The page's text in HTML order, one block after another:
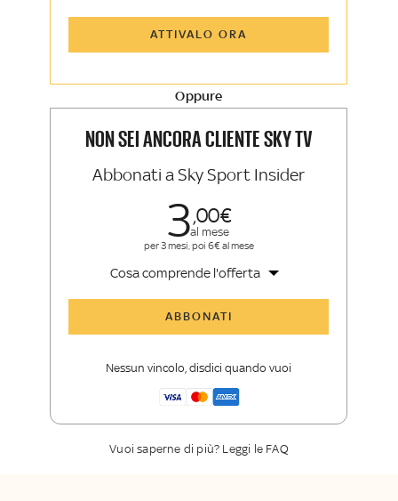
Sky TG24 Insider
Sport e Sky TG24
La newsletter esclusiva di Sky Sport
ATTIVALO ORA
Oppure
NON SEI ANCORA CLIENTE SKY TV
Abbonati a Sky Sport Insider
300
al mese
per 3 mesi, poi 6€ al mese
Cosa comprende l'offerta
Sport
La newsletter esclusiva di Sky Sport
ABBONATI
Nessun vincolo, disdici quando vuoi
Vuoi saperne di più? Leggi le FAQ